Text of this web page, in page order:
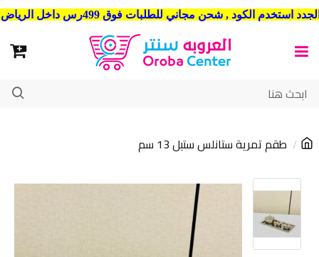
شحن مجاني للطلبات فوق 499رس داخل الرياض . وشحن الي جميع مدن المملكة العربية السعودية
طقم تمرية ستانلس ستيل 13 سم